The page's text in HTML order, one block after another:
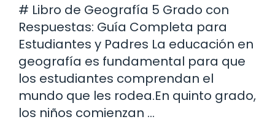
# Libro de Geografía 5 Grado con
Respuestas: Guía Completa para
Estudiantes y Padres La educación en
geografía es fundamental para que
los estudiantes comprendan el
mundo que les rodea.En quinto grado,
los niños comienzan …